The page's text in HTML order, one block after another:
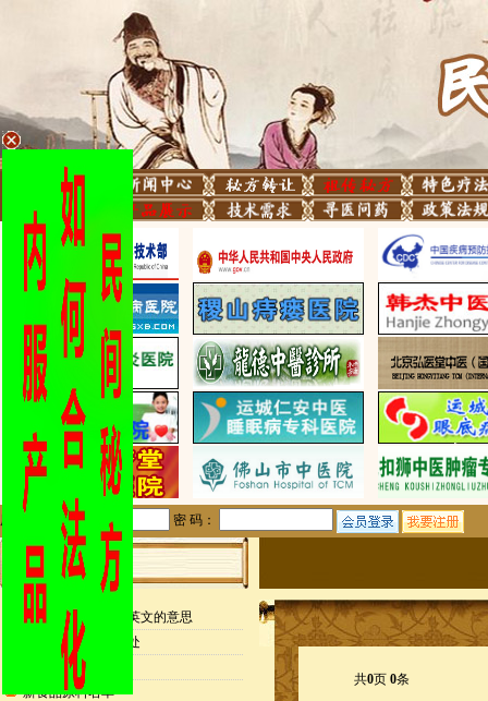
用户名： 密 码：
站内公告
检测报告封面缩写英文的意思
申请专利的25个好处
药食同源目录
新食品原料名单
共0页 0条